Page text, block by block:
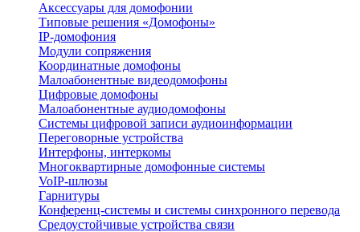
Аксессуары для домофонии
Типовые решения «Домофоны»
IP-домофония
Модули сопряжения
Координатные домофоны
Малоабонентные видеодомофоны
Цифровые домофоны
Малоабонентные аудиодомофоны
Системы цифровой записи аудиоинформации
Переговорные устройства
Интерфоны, интеркомы
Многоквартирные домофонные системы
VoIP-шлюзы
Гарнитуры
Конференц-системы и системы синхронного перевода
Средоустойчивые устройства связи